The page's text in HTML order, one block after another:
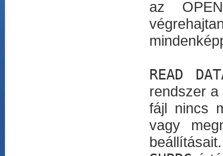
az
READ
rendszer a
fájl nincs
vagy